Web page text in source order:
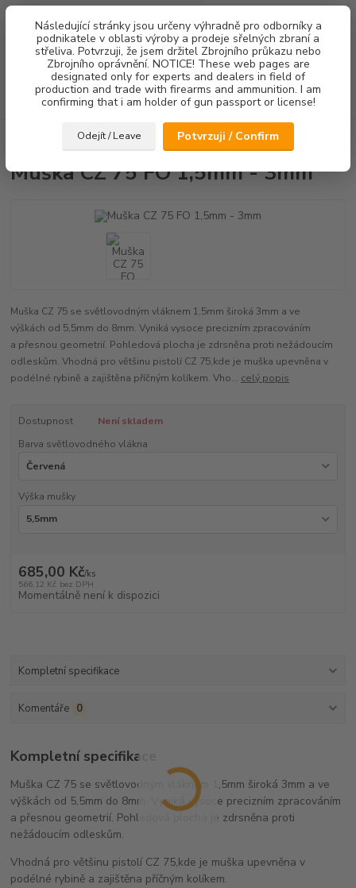
Následující stránky jsou určeny výhradně pro odborníky a
podnikatele v oblasti výroby a prodeje sřelných zbraní a
střeliva. Potvrzuji, že jsem držitel Zbrojního průkazu nebo
Zbrojního oprávnění. NOTICE! These web pages are
designated only for experts and dealers in field of
production and trade with firearms and ammunition. I am
confirming that i am holder of gun passport or license!
Odejít / Leave Potvrzuji / Confirm
Menu
Hledat
za0,00 Kč
Mířidla Muška CZ 75 FO 1,5mm - 3mm
Muška CZ 75 FO 1,5mm - 3mm
Muška CZ 75 se světlovodným vláknem 1,5mm široká 3mm a ve
výškách od 5,5mm do 8mm. Vyniká vysoce precizním zpracováním
a přesnou geometrií. Pohledová plocha je zdrsněna proti nežádoucím
odleskům. Vhodná pro většinu pistolí CZ 75,kde je muška upevněna v
podélné rybině a zajištěna příčným kolíkem. Vho... celý popis
Dostupnost
Není skladem
Barva světlovodného vlákna
Výška mušky
685,00 Kč/ks
566,12 Kč bez DPH
Momentálně není k dispozici
Kompletní specifikace
Komentáře 0
Kompletní specifikace
Muška CZ 75 se světlovodným vláknem 1,5mm široká 3mm a ve
výškách od 5,5mm do 8mm. Vyniká vysoce precizním zpracováním
a přesnou geometrií. Pohledová plocha je zdrsněna proti
nežádoucím odleskům.
Vhodná pro většinu pistolí CZ 75,kde je muška upevněna v
podélné rybině a zajištěna příčným kolíkem.